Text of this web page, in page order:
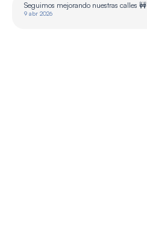
Seguimos mejorando nuestras calles 🚧
9 abr 2026